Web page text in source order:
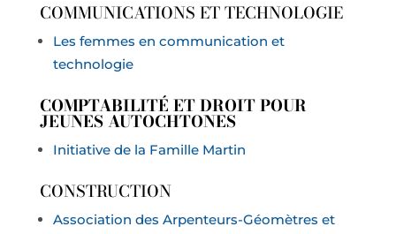
COMMUNICATIONS ET TECHNOLOGIE
Les femmes en communication et
technologie
COMPTABILITÉ ET DROIT POUR
JEUNES AUTOCHTONES
Initiative de la Famille Martin
CONSTRUCTION
Association des Arpenteurs-Géomètres et